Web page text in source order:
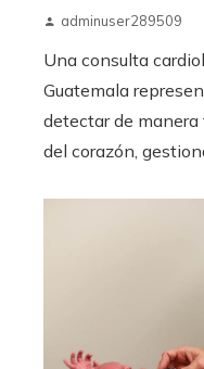
adminuser289509
Una consulta
Guatemala
detectar de
del corazón,